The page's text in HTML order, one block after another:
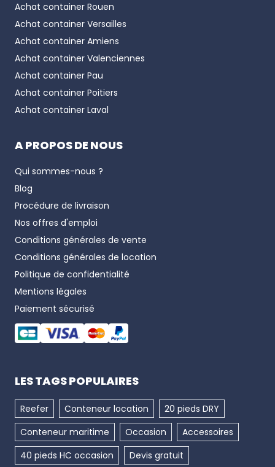
Achat container Rouen
Achat container Versailles
Achat container Amiens
Achat container Valenciennes
Achat container Pau
Achat container Poitiers
Achat container Laval
A PROPOS DE NOUS
Qui sommes-nous ?
Blog
Procédure de livraison
Nos offres d'emploi
Conditions générales de vente
Conditions générales de location
Politique de confidentialité
Mentions légales
Paiement sécurisé
LES TAGS POPULAIRES
Reefer Conteneur location
20 pieds DRY
Conteneur maritime
Occasion
Accessoires
40 pieds HC occasion
Devis gratuit